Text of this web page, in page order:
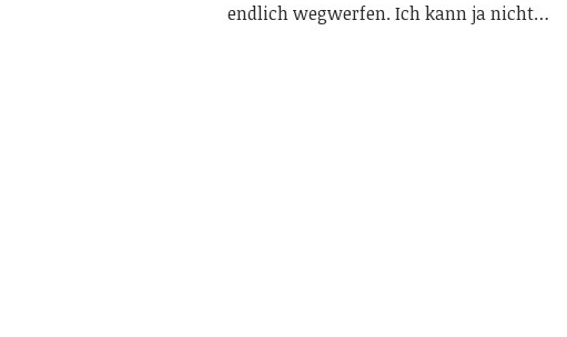
endlich wegwerfen. Ich kann ja nicht…